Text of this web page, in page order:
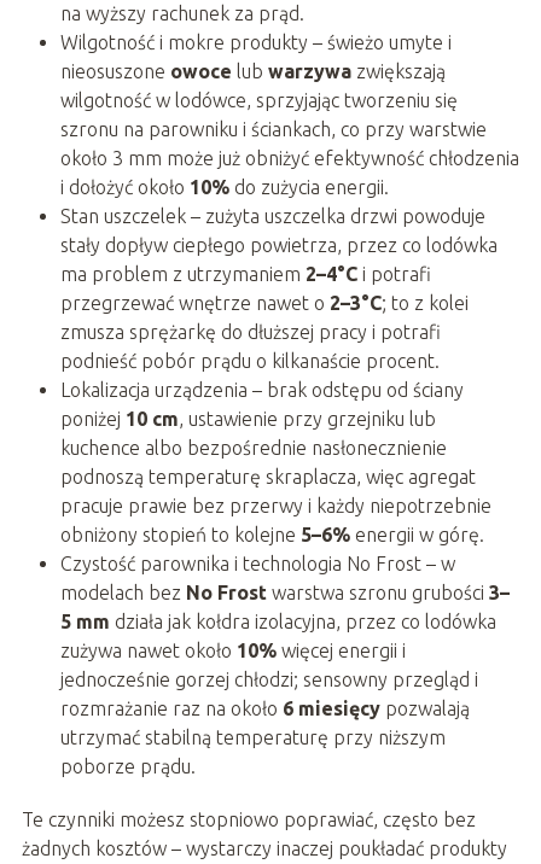
na wyższy rachunek za prąd.
Wilgotność i mokre produkty – świeżo umyte i
nieosuszone owoce lub warzywazwiększają
wilgotność w lodówce, sprzyjając tworzeniu się
szronu na parowniku i ściankach, co przy warstwie
około 3 mm może już obniżyć efektywność chłodzenia
i dołożyć około 10%do zużycia energii.
Stan uszczelek – zużyta uszczelka drzwi powoduje
stały dopływ ciepłego powietrza, przez co lodówka
ma problem z utrzymaniem 2–4°Ci potrafi
przegrzewać wnętrze nawet o 2–3°C; to z kolei
zmusza sprężarkę do dłuższej pracy i potrafi
podnieść pobór prądu o kilkanaście procent.
Lokalizacja urządzenia – brak odstępu od ściany
poniżej 10 cm , ustawienie przy grzejniku lub
kuchence albo bezpośrednie nasłonecznienie
podnoszą temperaturę skraplacza, więc agregat
pracuje prawie bez przerwy i każdy niepotrzebnie
obniżony stopień to kolejne 5–6%energii w górę.
Czystość parownika i technologia No Frost – w
modelach bez No Frost warstwa szronu grubości 3–
5 mm działa jak kołdra izolacyjna, przez co lodówka
zużywa nawet około 10%więcej energii i
jednocześnie gorzej chłodzi; sensowny przegląd i
rozmrażanie raz na około 6 miesięcypozwalają
utrzymać stabilną temperaturę przy niższym
poborze prądu.
Te czynniki możesz stopniowo poprawiać, często bez
żadnych kosztów – wystarczy inaczej poukładać produkty